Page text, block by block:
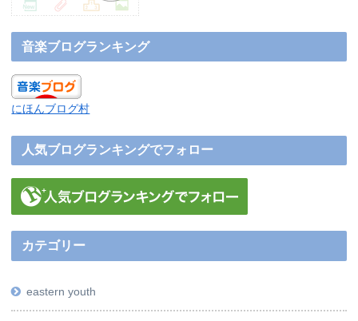
音楽ブログランキング
にほんブログ村
人気ブログランキングでフォロー
カテゴリー
eastern youth